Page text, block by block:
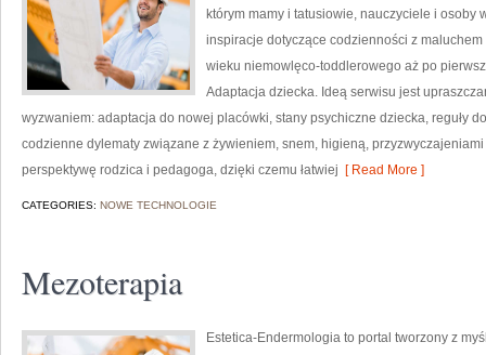
którym mamy i tatusiowie, nauczyciele i
inspiracje dotyczące codzienności z
wieku niemowlęco-toddlerowego aż po
Adaptacja dziecka. Ideą serwisu jest
wyzwaniem: adaptacja do nowej placówki, stany psychiczne dziecka, reguły
codzienne dylematy związane z żywieniem, snem, higieną,
perspektywę rodzica i pedagoga, dzięki czemu łatwiej [ Read More ]
CATEGORIES: NOWE TECHNOLOGIE
Mezoterapia
Estetica-Endermologia to portal tworzony z